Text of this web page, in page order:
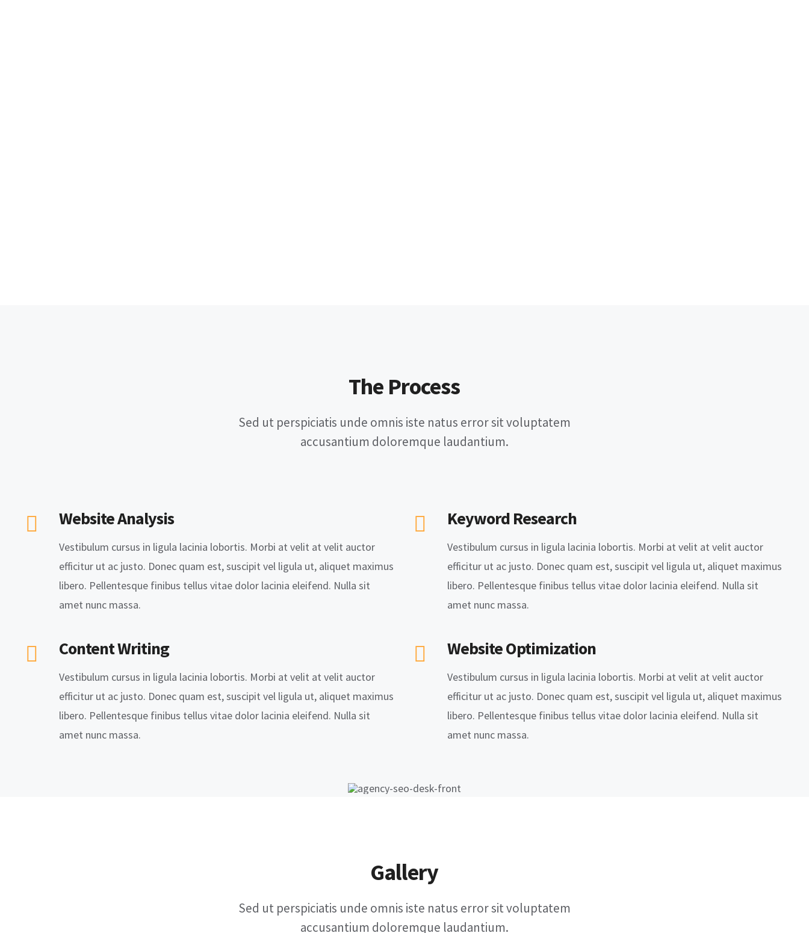
The Process
Sed ut perspiciatis unde omnis iste natus error sit voluptatem
accusantium doloremque laudantium.
Website Analysis
Vestibulum cursus in ligula lacinia lobortis. Morbi at velit at velit auctor
efficitur ut ac justo. Donec quam est, suscipit vel ligula ut, aliquet maximus
libero. Pellentesque finibus tellus vitae dolor lacinia eleifend. Nulla sit
amet nunc massa.
Keyword Research
Vestibulum cursus in ligula lacinia lobortis. Morbi at velit at velit auctor
efficitur ut ac justo. Donec quam est, suscipit vel ligula ut, aliquet maximus
libero. Pellentesque finibus tellus vitae dolor lacinia eleifend. Nulla sit
amet nunc massa.
Content Writing
Vestibulum cursus in ligula lacinia lobortis. Morbi at velit at velit auctor
efficitur ut ac justo. Donec quam est, suscipit vel ligula ut, aliquet maximus
libero. Pellentesque finibus tellus vitae dolor lacinia eleifend. Nulla sit
amet nunc massa.
Website Optimization
Vestibulum cursus in ligula lacinia lobortis. Morbi at velit at velit auctor
efficitur ut ac justo. Donec quam est, suscipit vel ligula ut, aliquet maximus
libero. Pellentesque finibus tellus vitae dolor lacinia eleifend. Nulla sit
amet nunc massa.
Gallery
Sed ut perspiciatis unde omnis iste natus error sit voluptatem
accusantium doloremque laudantium.